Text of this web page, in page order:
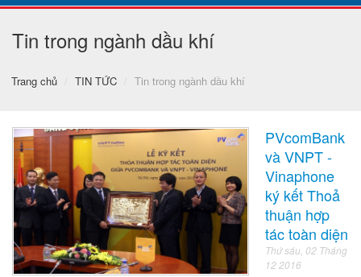
Tin trong ngành dầu khí
Trang chủ / TIN TỨC / Tin trong ngành dầu khí
PVcomBank
và VNPT -
Vinaphone
ký kết Thoả
thuận hợp
tác toàn diện
Thứ sáu, 02 Tháng
12 2016